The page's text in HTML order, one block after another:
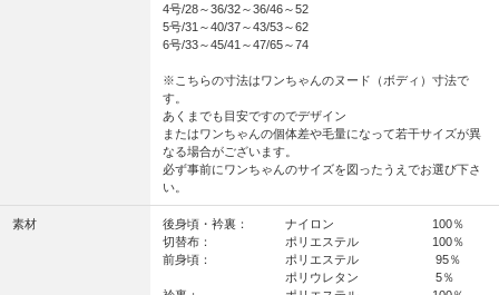
4号/28～36/32～36/46～52
5号/31～40/37～43/53～62
6号/33～45/41～47/65～74
※こちらの寸法はワンちゃんのヌード（ボディ）寸法で
す。
あくまでも目安ですのでデザイン
またはワンちゃんの個体差や毛量になって若干サイズが異
なる場合がございます。
必ず事前にワンちゃんのサイズを図ったうえでお選び下さ
い。
素材
後身頃・衿裏： ナイロン 100％
切替布： ポリエステル 100％
前身頃： ポリエステル 95％
ポリウレタン 5％